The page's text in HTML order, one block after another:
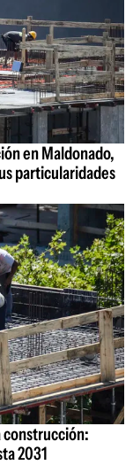
en Maldonado,
particularidades
construcción:
2031